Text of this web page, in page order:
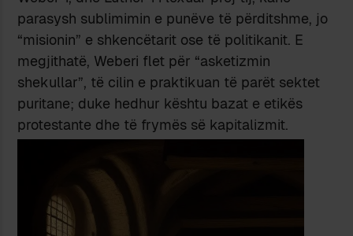
parasysh sublimimin e punëve të përditshme, jo
“misionin” e shkencëtarit ose të politikanit. E
megjithatë, Weberi flet për “asketizmin
shekullar”, të cilin e praktikuan të parët sektet
puritane; duke hedhur kështu bazat e etikës
protestante dhe të frymës së kapitalizmit.